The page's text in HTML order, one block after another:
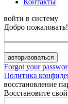
Контакты
войти в систему
Добро
Forgot your
Политика
восстановление
Восстановите